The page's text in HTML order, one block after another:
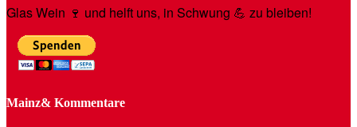
Glas Wein 🍷 und helft uns, in Schwung 💪 zu bleiben!
Mainz& Kommentare